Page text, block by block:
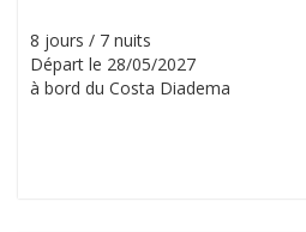
8 jours / 7 nuits
Départ le 28/05/2027
à bord du Costa Diadema